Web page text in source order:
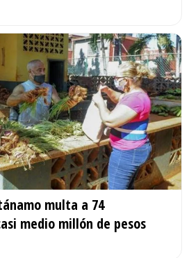
multa a 74
medio millón de pesos